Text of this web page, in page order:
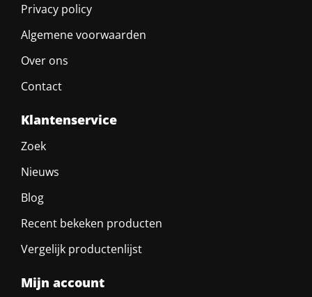
Privacy policy
Algemene voorwaarden
Over ons
Contact
Klantenservice
Zoek
Nieuws
Blog
Recent bekeken producten
Vergelijk productenlijst
Mijn account